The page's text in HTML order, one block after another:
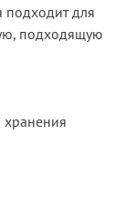
подходит для
подходящую